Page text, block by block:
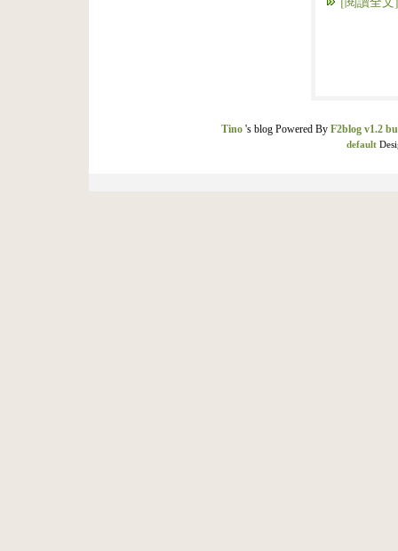
Tino's blog Powered By F2blog v1.2
default